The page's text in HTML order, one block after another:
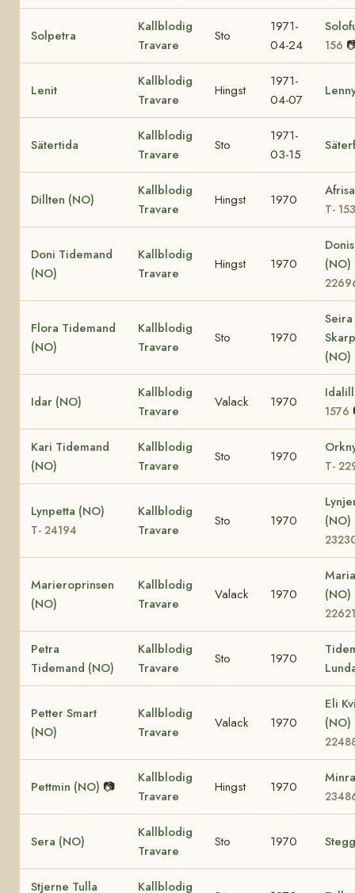
Solpetra
Kallblodig
Travare
Sto
1971-
04-24
156
Lenit
Kallblodig
Travare
Hingst
1971-
04-07
Sätertida
Kallblodig
Travare
Sto
1971-
03-15
Dillten (NO)
Kallblodig
Travare
Hingst 1970
T-
Doni Tidemand
(NO)
Kallblodig
Travare
Hingst 1970
(NO)
Flora Tidemand
(NO)
Kallblodig
Travare
Sto 1970
Seira
(NO)
Idar (NO)
Kallblodig
Travare
Valack 1970
1576
Kari Tidemand
(NO)
Kallblodig
Travare
Sto 1970
T-
Lynpetta (NO)
T- 24194
Kallblodig
Travare
Sto 1970
(NO)
Marieroprinsen
(NO)
Kallblodig
Travare
Valack 1970
(NO)
22621
Petra
Tidemand (NO)
Kallblodig
Travare
Sto 1970
Petter Smart
(NO)
Kallblodig
Travare
Valack 1970
Eli
(NO)
Pettmin (NO) 📷
Kallblodig
Travare
Hingst 1970
Sera (NO)
Kallblodig
Travare
Sto 1970
Stjerne Tulla
Kallblodig